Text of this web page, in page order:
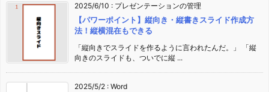
2025/6/10 : プレゼンテーションの管理
【パワーポイント】縦向き・縦書きスライド作成方
法！縦横混在もできる
「縦向きでスライドを作るように言われたんだ。」 「縦
向きのスライドも、ついでに縦 ...
2025/5/2 : Word